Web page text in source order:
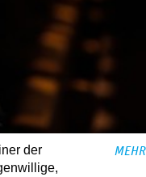
der
MEHR